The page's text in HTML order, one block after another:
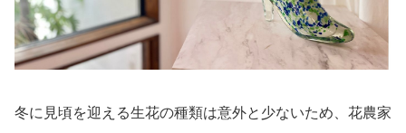
冬に見頃を迎える生花の種類は意外と少ないため、花農家